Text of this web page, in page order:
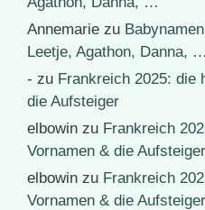
Annemarie zu
Leetje, Agathon, Danna, …
- zu Frankreich 2025: die
die Aufsteiger
elbowin zu Frankreich
Vornamen & die Aufsteiger
elbowin zu Frankreich
Vornamen & die Aufsteiger